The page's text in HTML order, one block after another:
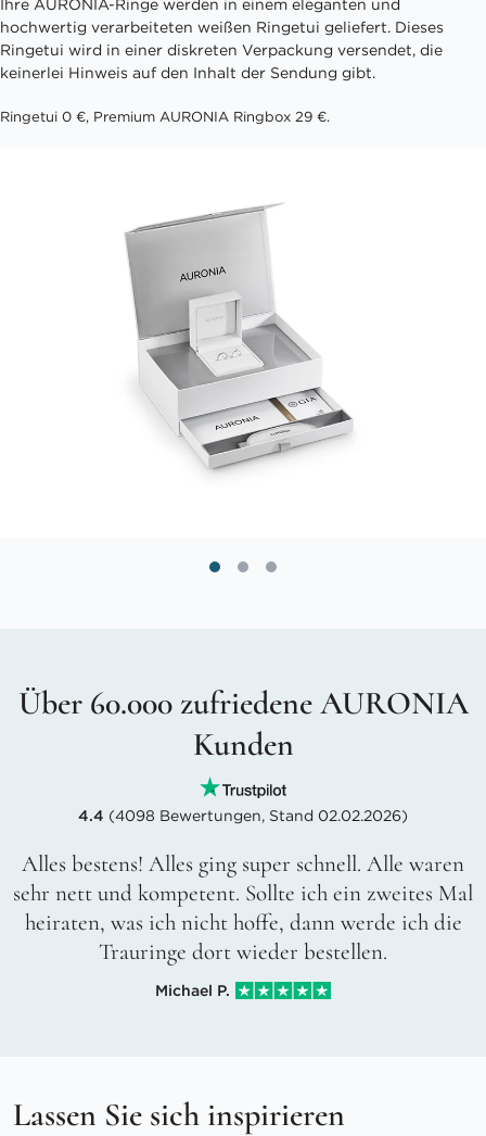
Ihre AURONIA-Ringe werden in einem eleganten und
hochwertig verarbeiteten weißen Ringetui geliefert. Dieses
Ringetui wird in einer diskreten Verpackung versendet, die
keinerlei Hinweis auf den Inhalt der Sendung gibt.
Ringetui 0 €, Premium AURONIA Ringbox 29 €.
Über 60.000 zufriedene AURONIA
Kunden
4.4 (4098 Bewertungen, Stand 02.02.2026)
Alles bestens! Alles ging super schnell. Alle waren
sehr nett und kompetent. Sollte ich ein zweites Mal
heiraten, was ich nicht hoffe, dann werde ich die
Trauringe dort wieder bestellen.
Michael P.
Lassen Sie sich inspirieren